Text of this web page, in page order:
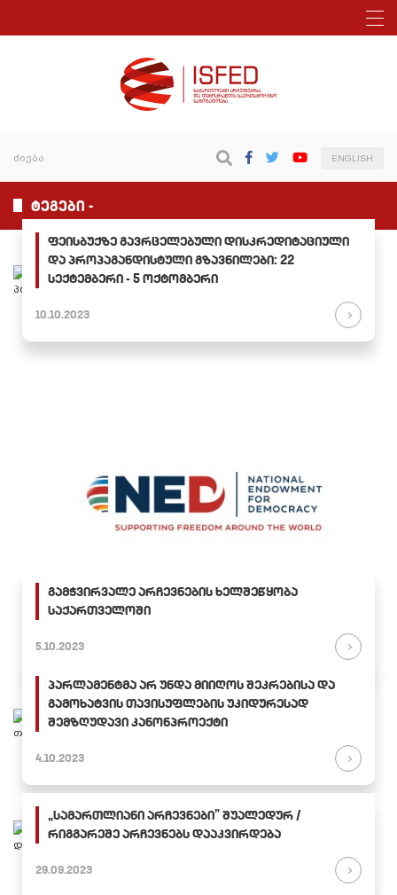
ENGLISH
ტეგები -
ფეისბუქზე გავრცელებული დისკრედიტაციული
და პროპაგანდისტული გზავნილები: 22
სექტემბერი - 5 ოქტომბერი
10.10.2023
გამჭვირვალე არჩევნების ხელშეწყობა
საქართველოში
5.10.2023
პარლამენტმა არ უნდა მიიღოს შეკრებისა და
გამოხატვის თავისუფლების უკიდურესად
შემზღუდავი კანონპროექტი
4.10.2023
„სამართლიანი არჩევნები” შუალედურ /
რიგგარეშე არჩევნებს დააკვირდება
29.09.2023